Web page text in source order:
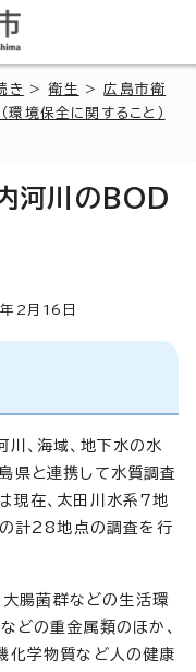
き >衛生 >広島市衛
環境保全に関すること）
河川のBOD
年2月 16 日
、海域、地下水の水
県と連携して水質調査
現在、太田川水系7地
計28地点の調査を行
大腸菌群などの生活環
どの重金属類のほか、
化学物質など人の健康